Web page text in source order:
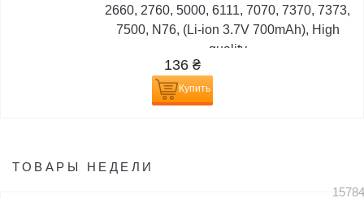
2660, 2760, 5000, 6111, 7070, 7370, 7373,
7500, N76, (Li-ion 3.7V 700mAh), High
quality
136 ₴
Купить
ТОВАРЫ НЕДЕЛИ